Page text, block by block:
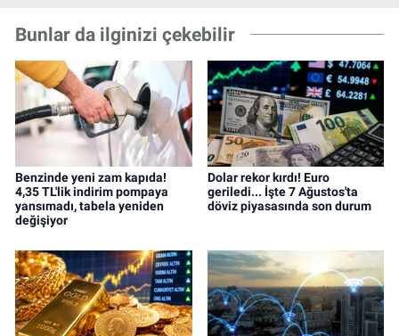
Bunlar da ilginizi çekebilir
Benzinde yeni zam kapıda!
4,35 TL'lik indirim pompaya
yansımadı, tabela yeniden
değişiyor
Dolar rekor kırdı! Euro
geriledi... İşte 7 Ağustos'ta
döviz piyasasında son durum